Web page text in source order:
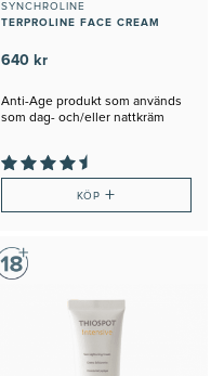
SYNCHROLINE
TERPROLINE FACE CREAM
640 kr
Anti-Age produkt som används
som dag- och/eller nattkräm
KÖP +